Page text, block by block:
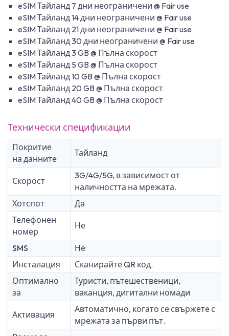
eSIM Тайланд 7 дни неограничени @ Fair use
eSIM Тайланд 14 дни неограничени @ Fair use
eSIM Тайланд 21 дни неограничени @ Fair use
eSIM Тайланд 30 дни неограничени @ Fair use
eSIM Тайланд 3 GB @ Пълна скорост
eSIM Тайланд 5 GB @ Пълна скорост
eSIM Тайланд 10 GB @ Пълна скорост
eSIM Тайланд 20 GB @ Пълна скорост
eSIM Тайланд 40 GB @ Пълна скорост
Технически спецификации
Покритие
на данните
Тайланд
Скорост
3G/4G/5G, в зависимост от
наличността на мрежата.
Хотспот
Да
Телефонен
номер
Не
SMS
Не
Инсталация
Сканирайте QR код.
Оптимално
за
Туристи, пътешественици,
ваканция, дигитални номади
Активация
Автоматично, когато се свържете с
мрежата за първи път.